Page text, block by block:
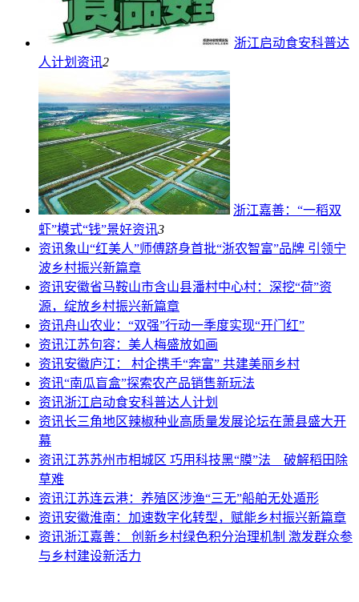
浙江启动食安科普达
人计划 资讯2
浙江嘉善：“一稻双
虾”模式“钱”景好资讯3
资讯象山“红美人”师傅跻身首批“浙农智富”品牌 引领宁
波乡村振兴新篇章
资讯安徽省马鞍山市含山县潘村中心村：深挖“荷”资
源，绽放乡村振兴新篇章
资讯舟山农业：“双强”行动一季度实现“开门红”
资讯江苏句容：美人梅盛放如画
资讯安徽庐江： 村企携手“奔富” 共建美丽乡村
资讯“南瓜盲盒”探索农产品销售新玩法
资讯浙江启动食安科普达人计划
资讯长三角地区辣椒种业高质量发展论坛在萧县盛大开
幕
资讯江苏苏州市相城区 巧用科技黑“膜”法 破解稻田除
草难
资讯江苏连云港：养殖区涉渔“三无”船舶无处遁形
资讯安徽淮南：加速数字化转型，赋能乡村振兴新篇章
资讯浙江嘉善： 创新乡村绿色积分治理机制 激发群众参
与乡村建设新活力